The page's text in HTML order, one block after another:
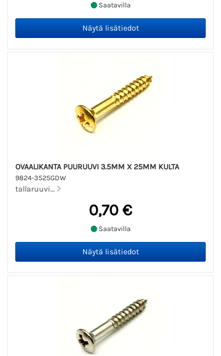
Saatavilla
OVAALIKANTA PUURUUVI 3.5MM X 25MM KULTA
9824-3525GDW
tallaruuvi...
0,70 €
Saatavilla